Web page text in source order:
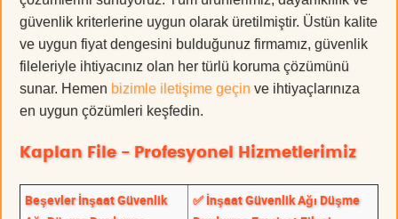
güvenlik kriterlerine uygun olarak üretilmiştir. Üstün kalite
ve uygun fiyat dengesini bulduğunuz firmamız, güvenlik
fileleriyle ihtiyacınız olan her türlü koruma çözümünü
sunar. Hemen bizimle iletişime geçin ve ihtiyaçlarınıza
en uygun çözümleri keşfedin.
Kaplan File - Profesyonel Hizmetlerimiz
Beşevler İnşaat Güvenlik
✅ İnşaat Güvenlik Ağı Düşme